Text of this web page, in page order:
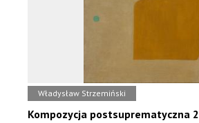
Władysław Strzemiński
Kompozycja postsuprematyczna 2